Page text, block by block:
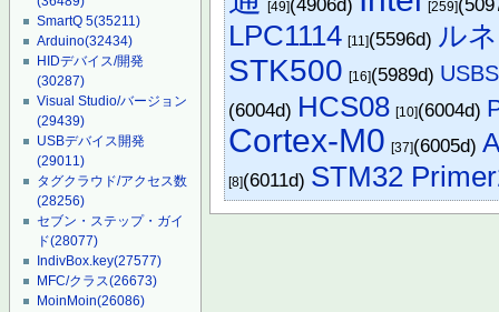
SmartQ 5(35211)
Arduino(32434)
HIDデバイス/開発
(30287)
Visual Studio/バージョン
(29439)
USBデバイス開発
(29011)
タグクラウド/アクセス数
(28256)
セブン・ステップ・ガイ
ド(28077)
IndivBox.key(27577)
MFC/クラス(26673)
MoinMoin(26086)
[49](4906d) [259]
LPC1114 [11](5596d) ル
STK500 [16](5989d)
(6004d) HCS08 [10](6004d)
Cortex-M0 [37](6005d)
[8](6011d) STM32